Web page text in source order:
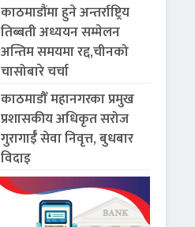
काठमाडौंमा हुने अन्तर्राष्ट्रिय
तिब्बती अध्ययन सम्मेलन
अन्तिम समयमा रद्द,चीनको
चासोबारे चर्चा
काठमाडौँ महानगरका प्रमुख
प्रशासकीय अधिकृत सरोज
गुरागाईँ सेवा निवृत्त, बुधबार
विदाइ